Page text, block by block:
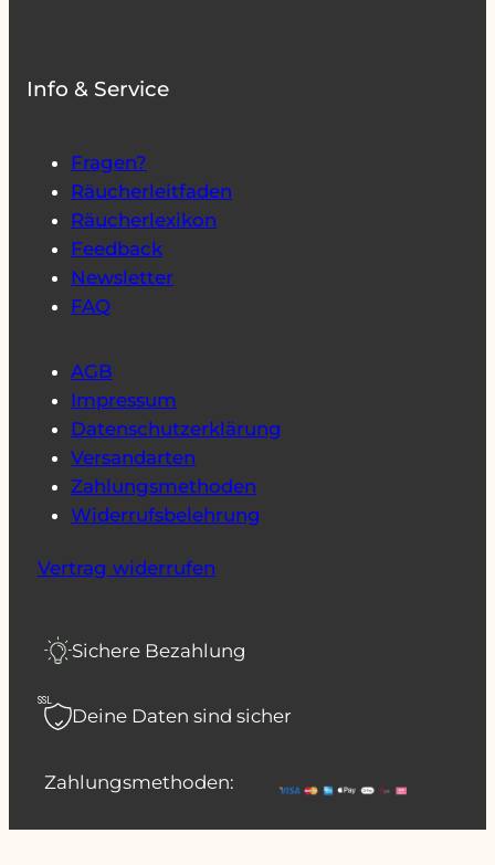
Info & Service
Fragen?
Räucherleitfaden
Räucherlexikon
Feedback
Newsletter
FAQ
AGB
Impressum
Datenschutzerklärung
Versandarten
Zahlungsmethoden
Widerrufsbelehrung
Vertrag widerrufen
Sichere Bezahlung
SSL
Deine Daten sind sicher
Zahlungsmethoden: